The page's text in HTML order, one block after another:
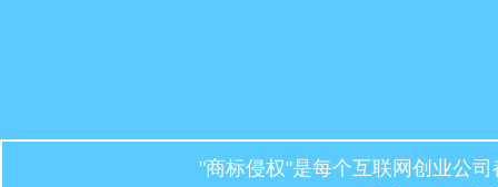
"商标侵权"是每个互联网创业公